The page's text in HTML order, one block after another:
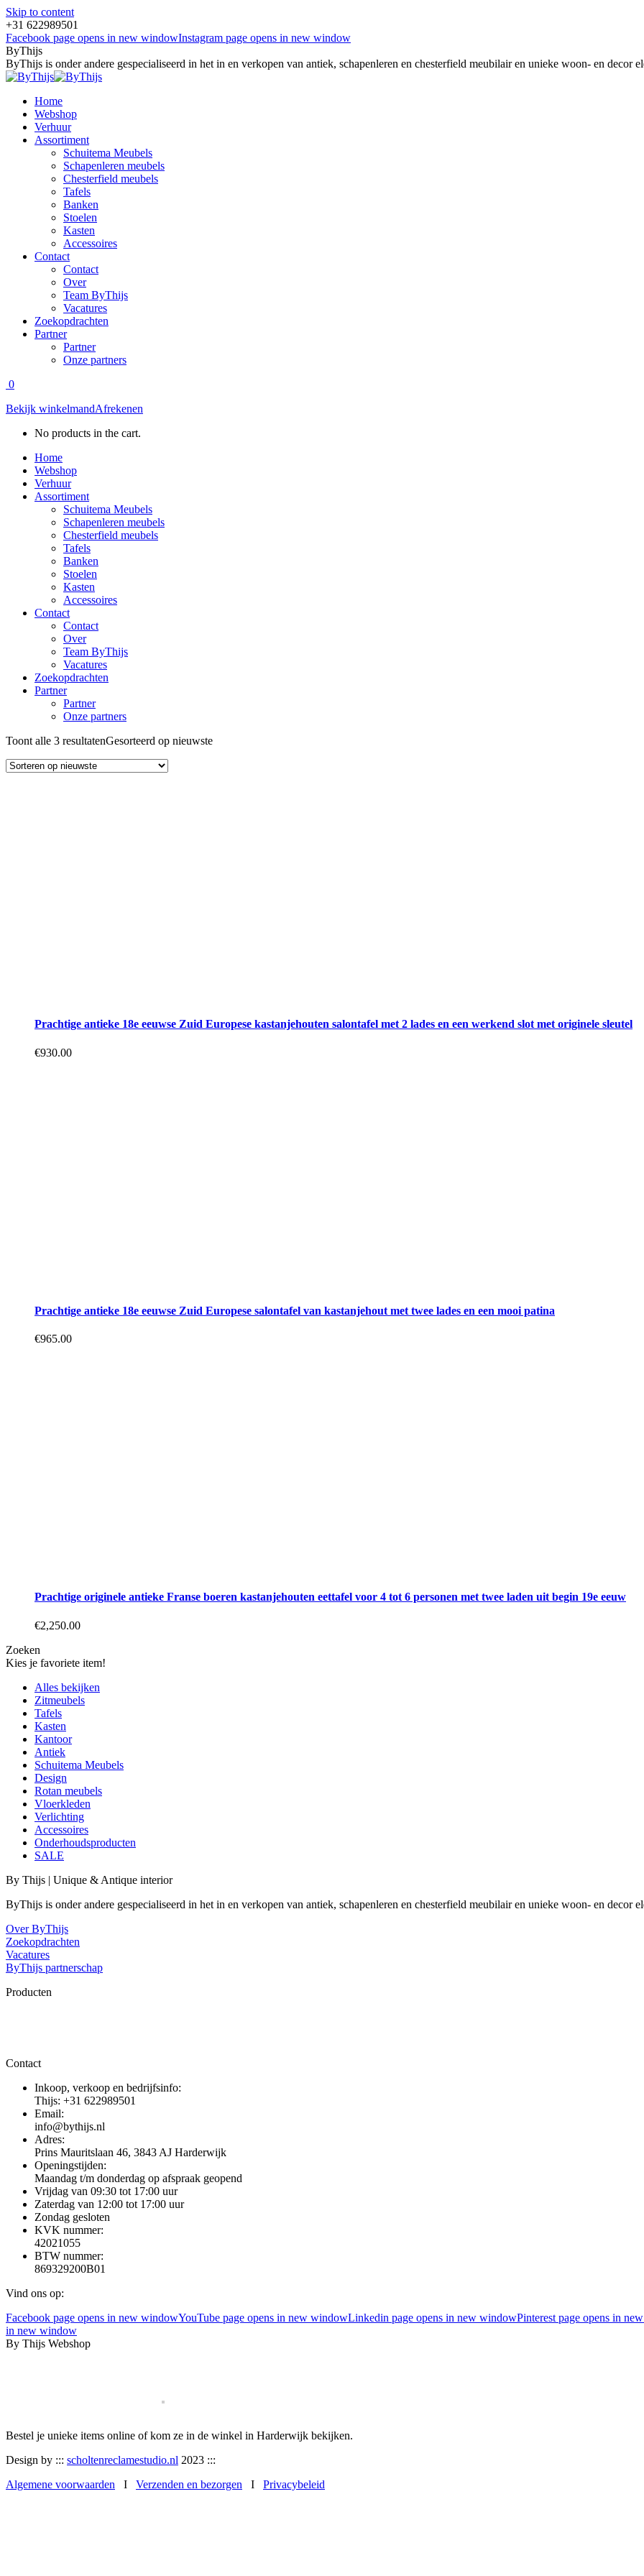
Skip to content
+31 622989501
Facebook page opens in new windowInstagram page opens in new window
ByThijs
ByThijs is onder andere gespecialiseerd in het in en verkopen van antiek, schapenleren en chesterfield meubilair en unieke woon- en decor
Home
Webshop
Verhuur
Assortiment
Schuitema Meubels
Schapenleren meubels
Chesterfield meubels
Tafels
Banken
Stoelen
Kasten
Accessoires
Contact
Contact
Over
Team ByThijs
Vacatures
Zoekopdrachten
Partner
Partner
Onze partners
0
Bekijk winkelmandAfrekenen
No products in the cart.
Home
Webshop
Verhuur
Assortiment
Schuitema Meubels
Schapenleren meubels
Chesterfield meubels
Tafels
Banken
Stoelen
Kasten
Accessoires
Contact
Contact
Over
Team ByThijs
Vacatures
Zoekopdrachten
Partner
Partner
Onze partners
Toont alle 3 resultatenGesorteerd op nieuwste
Prachtige antieke 18e eeuwse Zuid Europese kastanjehouten salontafel met 2 lades en een werkend slot met originele sleutel
€930.00
Prachtige antieke 18e eeuwse Zuid Europese salontafel van kastanjehout met twee lades en een mooi patina
€965.00
Prachtige originele antieke Franse boeren kastanjehouten eettafel voor 4 tot 6 personen met twee laden uit begin 19e eeuw
€2,250.00
Zoeken
Kies je favoriete item!
Alles bekijken
Zitmeubels
Tafels
Kasten
Kantoor
Antiek
Schuitema Meubels
Design
Rotan meubels
Vloerkleden
Verlichting
Accessoires
Onderhoudsproducten
SALE
By Thijs | Unique & Antique interior
ByThijs is onder andere gespecialiseerd in het in en verkopen van antiek, schapenleren en chesterfield meubilair en unieke woon- en decor
Over ByThijs
Zoekopdrachten
Vacatures
ByThijs partnerschap
Producten
Contact
Inkoop, verkoop en bedrijfsinfo:
Thijs: +31 622989501
Email:
info@bythijs.nl
Adres:
Prins Mauritslaan 46, 3843 AJ Harderwijk
Openingstijden:
Maandag t/m donderdag op afspraak geopend
Vrijdag van 09:30 tot 17:00 uur
Zaterdag van 12:00 tot 17:00 uur
Zondag gesloten
KVK nummer:
42021055
BTW nummer:
869329200B01
Vind ons op:
Facebook page opens in new windowYouTube page opens in new windowLinkedin page opens in new windowPinterest page opens in
in new window
By Thijs Webshop
Bestel je unieke items online of kom ze in de winkel in Harderwijk bekijken.
Design by ::: scholtenreclamestudio.nl 2023 :::
Algemene voorwaarden I Verzenden en bezorgen I Privacybeleid